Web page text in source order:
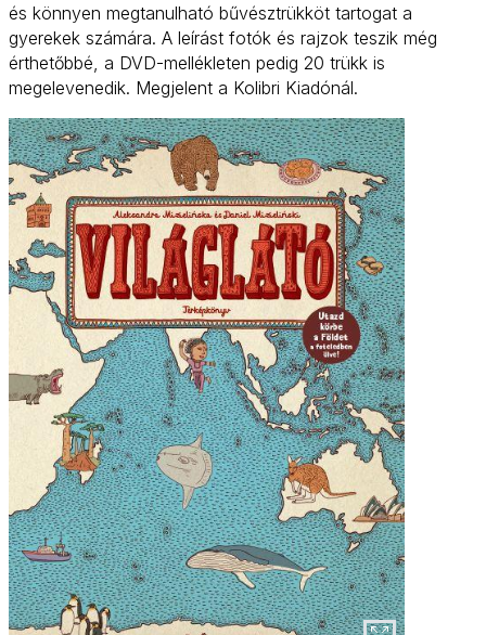
és könnyen megtanulható bűvésztrükköt tartogat a
gyerekek számára. A leírást fotók és rajzok teszik még
érthetőbbé, a DVD-mellékleten pedig 20 trükk is
megelevenedik. Megjelent a Kolibri Kiadónál.